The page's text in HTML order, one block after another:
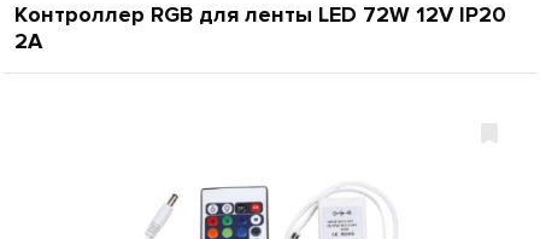
Контроллер RGB для ленты LED 72W 12V IP20
2A